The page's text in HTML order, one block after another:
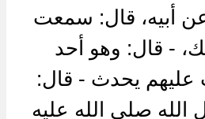
أبيه، قال: سمعت
- قال: وهو أحد
عليهم يحدث - قال:
صلى الله عليه